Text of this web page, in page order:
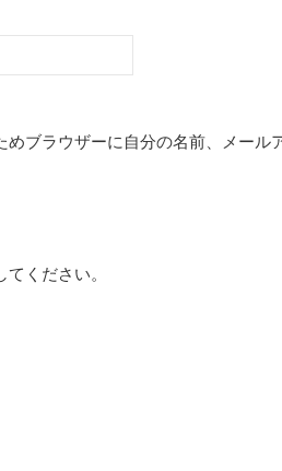
めブラウザーに自分の名前、メール
ください。